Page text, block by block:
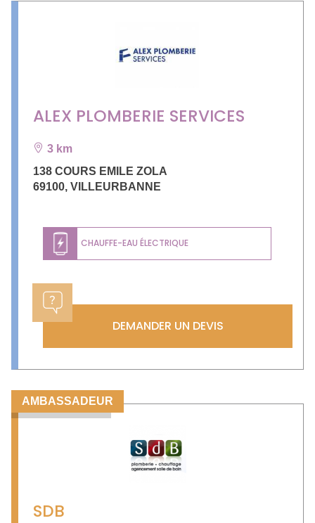
ALEX PLOMBERIE SERVICES
3 km
138 COURS EMILE ZOLA
69100, VILLEURBANNE
CHAUFFE-EAU ÉLECTRIQUE
DEMANDER UN DEVIS
AMBASSADEUR
SDB